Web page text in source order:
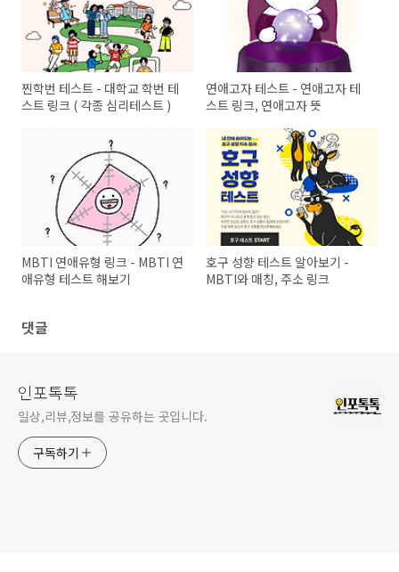
찐학번 테스트 - 대학교 학번 테
스트 링크 ( 각종 심리테스트 )
연애고자 테스트 - 연애고자 테
스트 링크, 연애고자 뜻
MBTI 연애유형 링크 - MBTI 연
애유형 테스트 해보기
호구 성향 테스트 알아보기 -
MBTI와 매칭, 주소 링크
댓글
인포톡톡
일상,리뷰,정보를 공유하는 곳입니다.
구독하기